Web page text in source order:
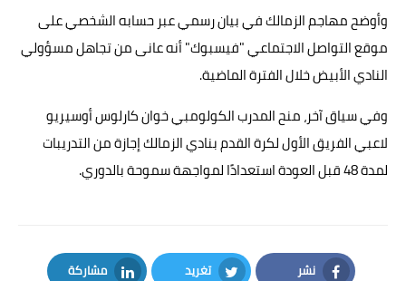
وأوضح مهاجم الزمالك في بيان رسمي عبر حسابه الشخصي على
موقع التواصل الاجتماعي "فيسبوك" أنه عانى من تجاهل مسؤولي
النادي الأبيض خلال الفترة الماضية.
وفي سياق آخر، منح المدرب الكولومبي خوان كارلوس أوسيريو
لاعبي الفريق الأول لكرة القدم بنادي الزمالك إجازة من التدريبات
لمدة 48 قبل العودة استعدادًا لمواجهة سموحة بالدوري.
نشر تغريد مشاركة